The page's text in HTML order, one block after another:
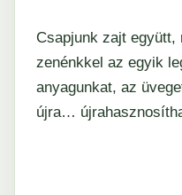
Csapjunk zajt
zenénkkel az egyik
anyagunkat, az
újra…